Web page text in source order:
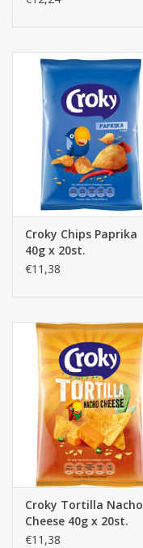
Croky Chips Paprika
40g x 20st.
€11,38
Croky Tortilla Nacho
Cheese 40g x 20st.
€11,38